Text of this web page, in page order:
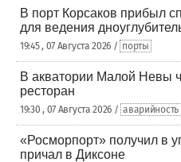
В порт Корсаков прибыл
для ведения
19:45 , 07 Августа 2026 / порты
В акватории Малой Невы
ресторан
19:30 , 07 Августа 2026 / аварийность
«Росморпорт» получил в
причал в Диксоне